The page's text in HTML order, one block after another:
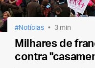
Notícias 3 min
Milhares de
contra